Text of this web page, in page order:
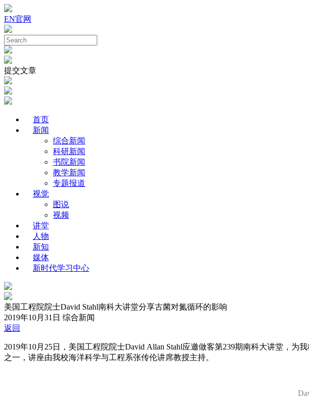
EN官网
提交文章
首页
新闻
综合新闻
科研新闻
书院新闻
教学新闻
专题报道
视觉
图说
视频
讲堂
人物
新知
媒体
新时代学习中心
美国工程院院士David Stahl南科大讲堂分享古菌对氮循环的影响
2019年10月31日 综合新闻
返回
2019年10月25日，美国工程院院士David Allan Stahl应邀做客第239期南科大讲堂，
之一，讲座由我校海洋科学与工程系张传伦讲席教授主持。